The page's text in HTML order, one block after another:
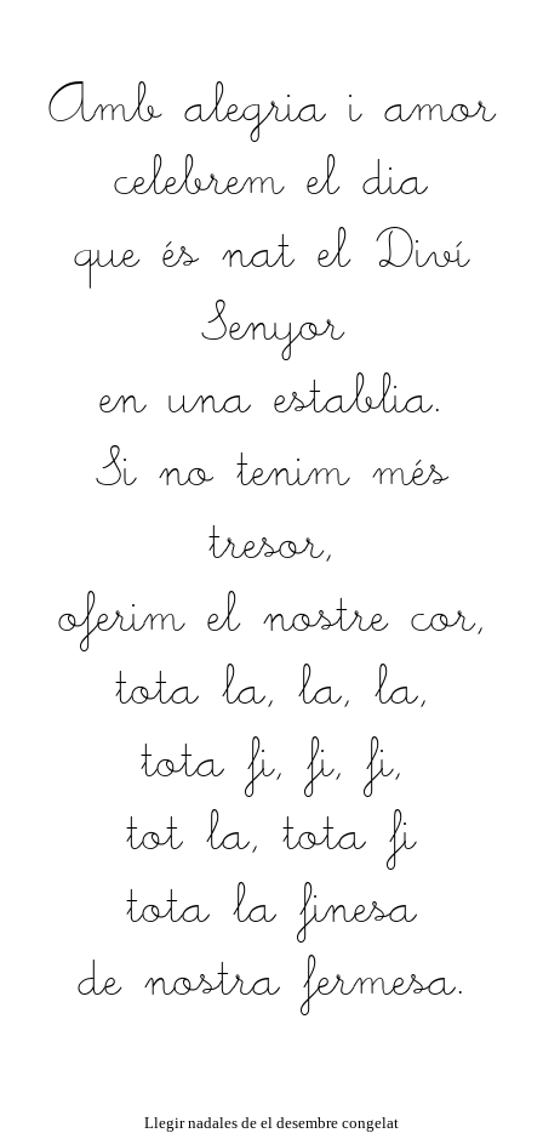
Amb alegria i amor
celebrem el dia
que és nat el Diví
Senyor
en una establia.
Si no tenim més
tresor,
oferim el nostre cor,
tota la, la, la,
tota fi, fi, fi,
tot la, tota fi
tota la finesa
de nostra fermesa.
Llegir nadales de el desembre congelat